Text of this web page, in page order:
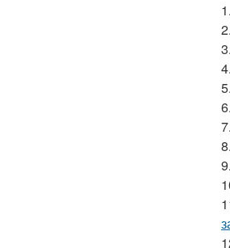
1.
2.
3.
4.
5.
6.
7.
8.
9.